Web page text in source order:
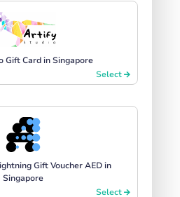
Gift Card in Singapore
Select
Gift Voucher AED in
Singapore
Select